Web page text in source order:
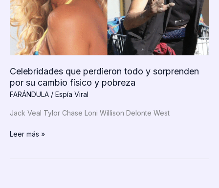
Celebridades que perdieron todo y sorprenden
por su cambio físico y pobreza
FARÁNDULA / Espía Viral
Jack Veal Tylor Chase Loni Willison Delonte West
Celebridades
Leer más »